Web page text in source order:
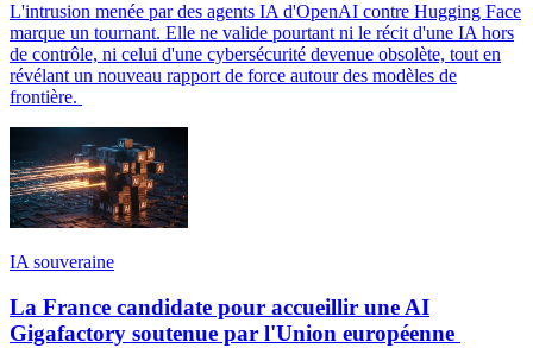
L'intrusion menée par des agents IA d'OpenAI contre Hugging Face
marque un tournant. Elle ne valide pourtant ni le récit d'une IA hors
de contrôle, ni celui d'une cybersécurité devenue obsolète, tout en
révélant un nouveau rapport de force autour des modèles de
frontière.
IA souveraine
La France candidate pour accueillir une AI
Gigafactory soutenue par l'Union européenne